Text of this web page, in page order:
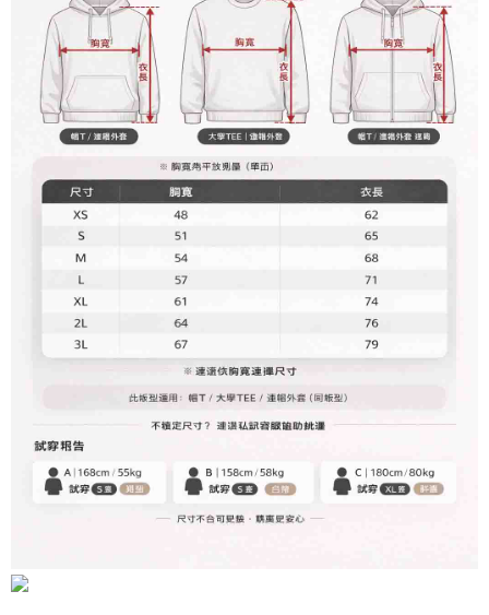
2. 結帳金額須大於NT$30
3. 目前僅支援台灣會員
三、聲明條款
「AFTEE先享後付」(下稱本服務)乃由恩沛科技股份有限公司(下稱 AFTEE )
所提供，並由 AFTEE 向您收取款項。因使用本服務所須提供之個人資料(包
含但不限於訂購人姓名、電話，收件人姓名、電話、收件地址)，將交付予
AFTEE 於本服務必要服務範圍內運用。關於 AFTEE 對於個人資料之蒐集、
處理、利用，詳參 AFTEE 官網之『個人資料蒐集、處理及利用告知聲明』
https://aftee.tw/privacypolicy/
未成年的使用者，請事先徵得法定代理人或監護人之同意方可使用
AFTEE。
若您對於個人資料之處理、利用有任何疑問，或欲行使相關法律權利，請聯
繫恩沛科技股份有限公司。若您不同意我們將上開所示之個人資料，連同必
要之購買訂單資訊提供予 AFTEE ，或讓 AFTEE 蒐集處理利用您的個人資
料，請勿選用本服務。
每笔NT$65，满NT$899(含以上)免运费